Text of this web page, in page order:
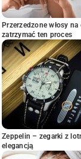
Przerzedzone włosy
zatrzymać ten proces
Zeppelin – zegarki z
elegancją